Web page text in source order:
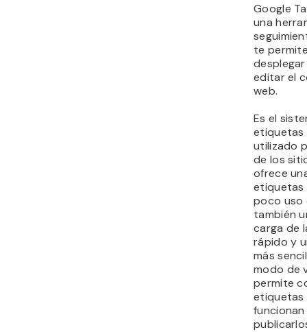
Google
una
te
editar el
web.
Es el
etiquetas
utilizado
de los
ofrece
etiquetas
poco uso
también
carga de
rápido y
más
modo de
permite
etiquetas